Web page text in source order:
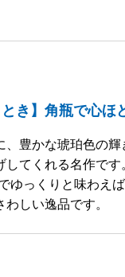
き】角瓶で心ほ
豊かな琥珀色の
してくれる名作で
ゆっくりと味わえ
しい逸品です。